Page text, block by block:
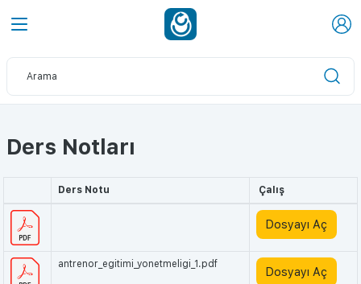
Ders Notları
Ders Notu Çalış
Dosyayı Aç
antrenor_egitimi_yonetmeligi_1.pdf
Dosyayı Aç